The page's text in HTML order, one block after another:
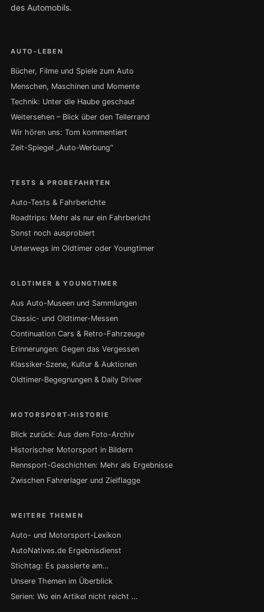
des Automobils.
AUTO-LEBEN
Bücher, Filme und Spiele zum Auto
Menschen, Maschinen und Momente
Technik: Unter die Haube geschaut
Weitersehen – Blick über den Tellerrand
Wir hören uns: Tom kommentiert
Zeit-Spiegel „Auto-Werbung“
TESTS & PROBEFAHRTEN
Auto-Tests & Fahrberichte
Roadtrips: Mehr als nur ein Fahrbericht
Sonst noch ausprobiert
Unterwegs im Oldtimer oder Youngtimer
OLDTIMER & YOUNGTIMER
Aus Auto-Museen und Sammlungen
Classic- und Oldtimer-Messen
Continuation Cars & Retro-Fahrzeuge
Erinnerungen: Gegen das Vergessen
Klassiker-Szene, Kultur & Auktionen
Oldtimer-Begegnungen & Daily Driver
MOTORSPORT-HISTORIE
Blick zurück: Aus dem Foto-Archiv
Historischer Motorsport in Bildern
Rennsport-Geschichten: Mehr als Ergebnisse
Zwischen Fahrerlager und Zielflagge
WEITERE THEMEN
Auto- und Motorsport-Lexikon
AutoNatives.de Ergebnisdienst
Stichtag: Es passierte am…
Unsere Themen im Überblick
Serien: Wo ein Artikel nicht reicht …